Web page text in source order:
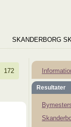
SKANDERBORG
172
Resultater